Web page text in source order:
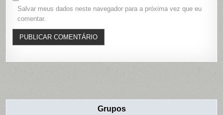
Salvar meus dados neste navegador para a próxima vez que eu
comentar.
Grupos